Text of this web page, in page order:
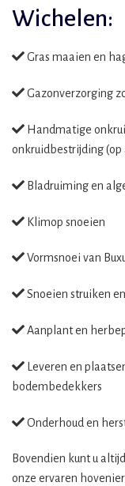
Wichelen:
Gras maaien en
Gazonverzorging
Handmatige
onkruidbestrijding (op
Bladruiming en
Klimop snoeien
Vormsnoei van
Snoeien struiken
Aanplant en
Leveren en
bodembedekkers
Onderhoud en
Bovendien kunt u
onze ervaren